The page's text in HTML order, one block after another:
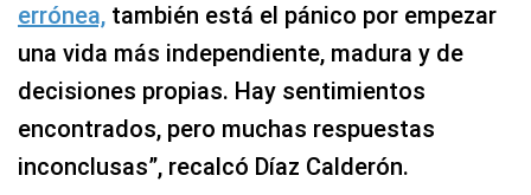
errónea, también está el pánico por empezar
una vida más independiente, madura y de
decisiones propias. Hay sentimientos
encontrados, pero muchas respuestas
inconclusas”, recalcó Díaz Calderón.